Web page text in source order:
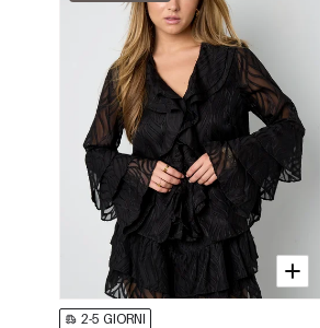
2-5 GIORNI